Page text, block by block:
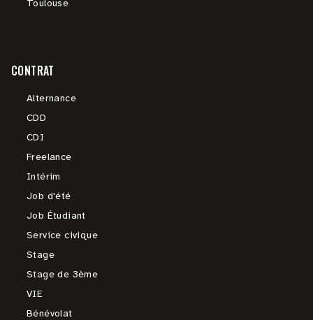
Toulouse
CONTRAT
Alternance
CDD
CDI
Freelance
Intérim
Job d'été
Job Étudiant
Service civique
Stage
Stage de 3ème
VIE
Bénévolat